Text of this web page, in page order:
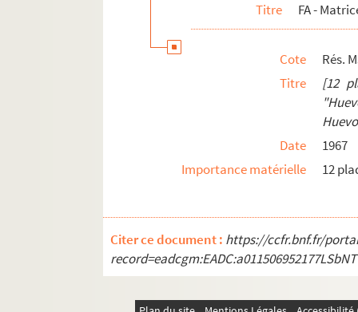
Titre FA -
Cote
Rés.
Titre
[12
Date
1967
Importance matérielle
12
Citer ce document : https://ccfr.bnf.fr/